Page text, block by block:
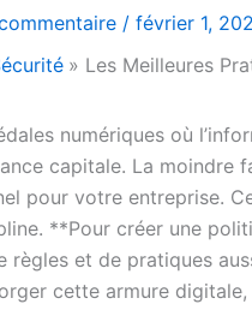
/ février 1,
Les Meilleures
numériques où
capitale. La moindre
pour votre entreprise.
**Pour créer une
règles et de pratiques
cette armure